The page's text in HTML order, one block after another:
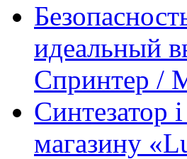
идеальный
Спринтер /
Синтезатор
магазину